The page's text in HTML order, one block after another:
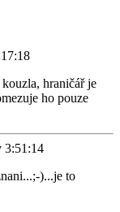
hraničář je
ho pouze
3:51:14
)...je to